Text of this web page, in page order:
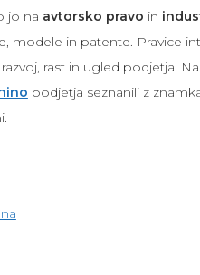
jo na avtorsko pravo in
modele in patente. Pravice
rast in ugled podjetja.
podjetja seznanili z